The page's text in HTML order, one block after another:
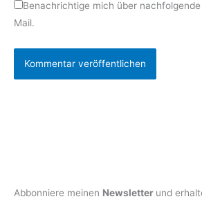
Benachrichtige mich über
Mail.
Abbonniere meinen Newsletter und